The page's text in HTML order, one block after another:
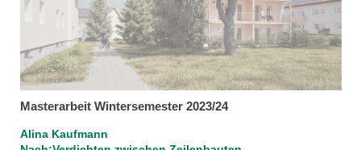
Masterarbeit Wintersemester 2023/24
Alina Kaufmann